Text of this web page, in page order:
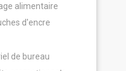
alimentaire
d'encre
de bureau